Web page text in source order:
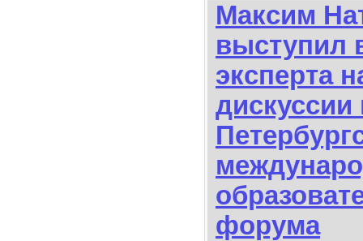
Максим
выступил
эксперта
дискуссии
форума